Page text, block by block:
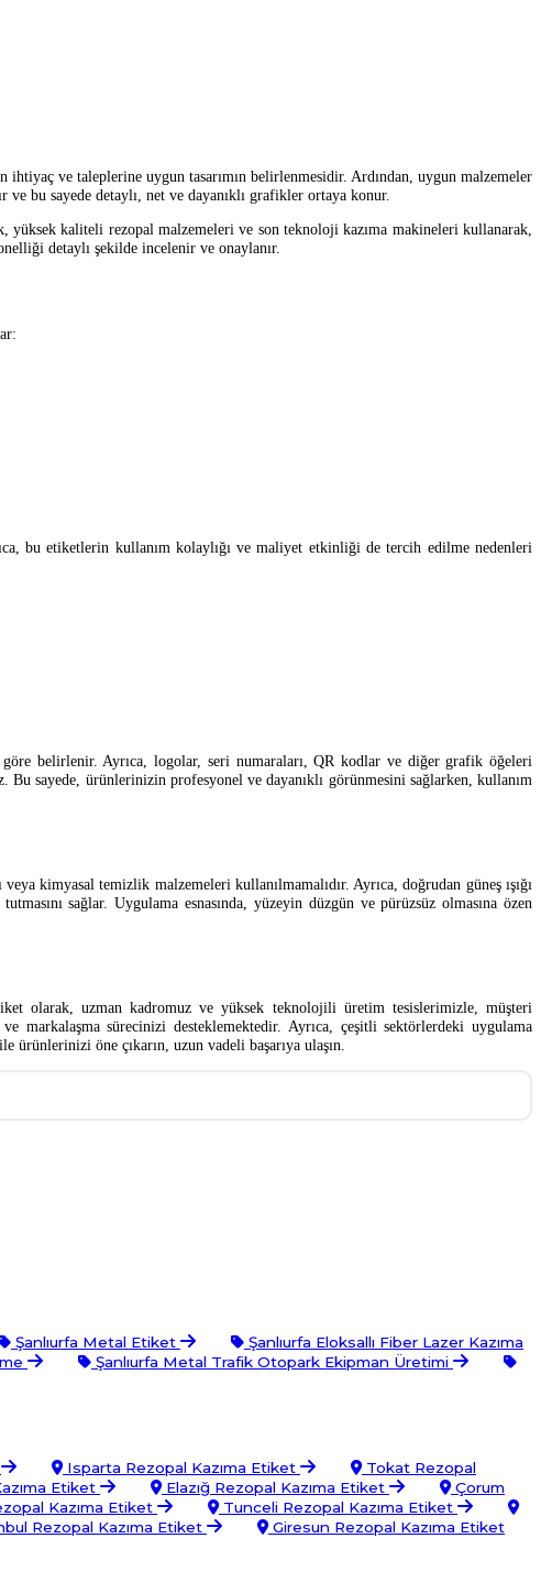
ve taleplerine uygun tasarımın belirlenmesidir. Ardından, uygun malzemeler
bu sayede detaylı, net ve dayanıklı grafikler ortaya konur.
kaliteli rezopal malzemeleri ve son teknoloji kazıma makineleri kullanarak,
detaylı şekilde incelenir ve onaylanır.
bu etiketlerin kullanım kolaylığı ve maliyet etkinliği de tercih edilme nedenleri
belirlenir. Ayrıca, logolar, seri numaraları, QR kodlar ve diğer grafik öğeleri
sayede, ürünlerinizin profesyonel ve dayanıklı görünmesini sağlarken, kullanım
kimyasal temizlik malzemeleri kullanılmamalıdır. Ayrıca, doğrudan güneş ışığı
sağlar. Uygulama esnasında, yüzeyin düzgün ve pürüzsüz olmasına özen
olarak, uzman kadromuz ve yüksek teknolojili üretim tesislerimizle, müşteri
markalaşma sürecinizi desteklemektedir. Ayrıca, çeşitli sektörlerdeki uygulama
öne çıkarın, uzun vadeli başarıya ulaşın.
Şanlıurfa Metal Etiket
Şanlıurfa Eloksallı Fiber Lazer Kazıma
Şanlıurfa Metal Trafik Otopark Ekipman Üretimi
Isparta Rezopal Kazıma Etiket
Tokat Rezopal
Etiket Elazığ Rezopal Kazıma Etiket
Çorum
Kazıma Etiket
Tunceli Rezopal Kazıma Etiket
Rezopal Kazıma Etiket
Giresun Rezopal Kazıma Etiket